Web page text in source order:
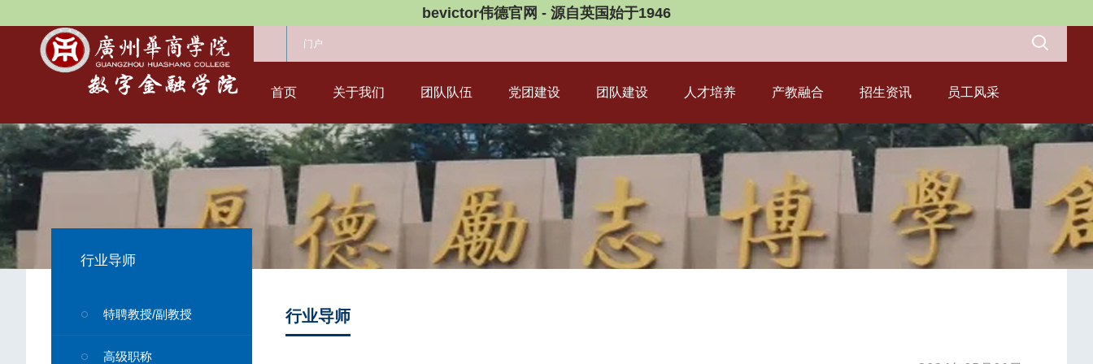
bevictor伟德官网 - 源自英国始于1946
门户
首页 关于我们 团队队伍 党团建设 团队建设 人才培养 产教融合 招生资讯 员工风采
行业导师
特聘教授/副教授
高级职称
行业导师